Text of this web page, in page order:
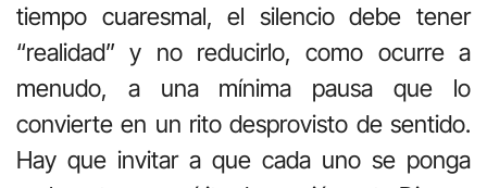
tiempo cuaresmal, el silencio debe tener
“realidad” y no reducirlo, como ocurre a
menudo, a una mínima pausa que lo
convierte en un rito desprovisto de sentido.
Hay que invitar a que cada uno se ponga